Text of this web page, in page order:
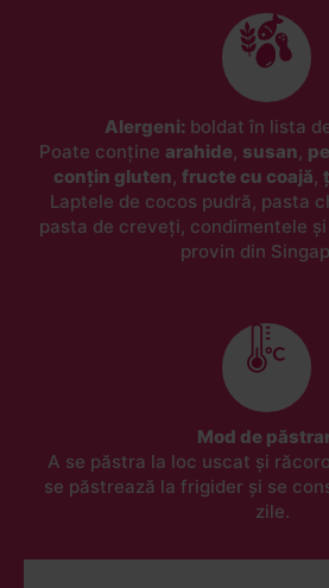
Alergeni: boldat în lista
Poate conține arahide, susan,
conțin gluten, fructe cu coajă,
Laptele de cocos pudră, pasta
pasta de creveți, condimentele
provin din
Mod de
A se păstra la loc uscat și
se păstrează la frigider și se
zile.